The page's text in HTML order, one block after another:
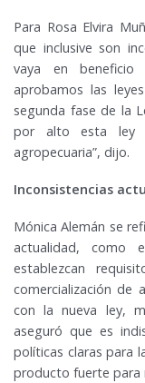
Para Rosa Elvira
que inclusive son
vaya en
aprobamos las
segunda fase de la
por alto esta ley
agropecuaria”, dijo.
Inconsistencias
Mónica Alemán se
actualidad, como
establezcan
comercialización de
con la nueva ley,
aseguró que es
políticas claras para
producto fuerte para